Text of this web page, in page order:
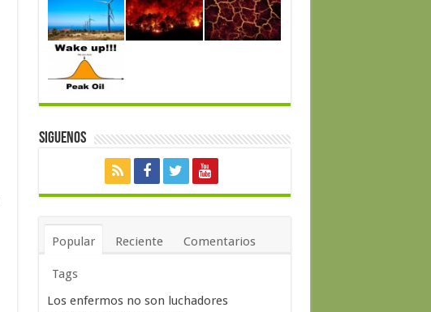
Siguenos
Popular Reciente Comentarios
Tags
Los enfermos no son luchadores